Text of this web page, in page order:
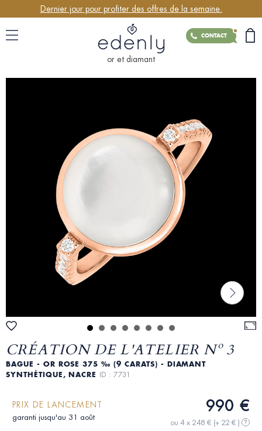
Dernier jour pour profiter des offres de la semaine.
CONTACT
or et diamant
CRÉATION DE L'ATELIER Nº 3
BAGUE - OR ROSE 375 ‰ (9 CARATS) - DIAMANT
SYNTHÉTIQUE, NACRE ID : 7731
PRIX DE LANCEMENT
garanti jusqu'au 31 août
990 €
ou 4 x 248 € (+ 22 € ) ?